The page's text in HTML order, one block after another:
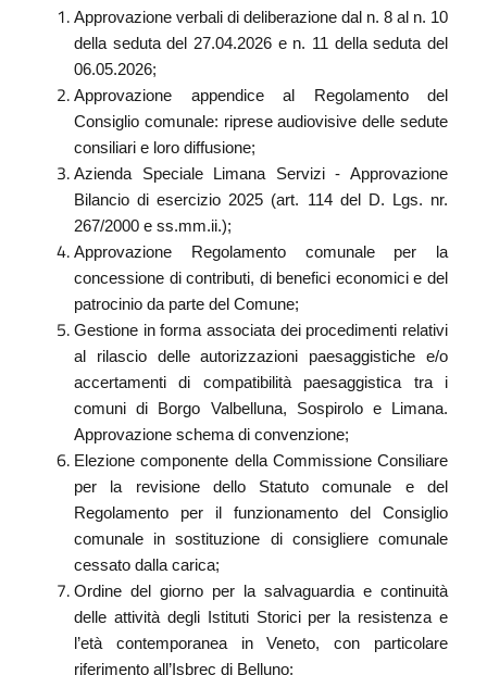
Approvazione verbali di deliberazione dal n. 8 al n. 10
della seduta del 27.04.2026 e n. 11 della seduta del
06.05.2026;
Approvazione appendice al Regolamento del
Consiglio comunale: riprese audiovisive delle sedute
consiliari e loro diffusione;
Azienda Speciale Limana Servizi - Approvazione
Bilancio di esercizio 2025 (art. 114 del D. Lgs. nr.
267/2000 e ss.mm.ii.);
Approvazione Regolamento comunale per la
concessione di contributi, di benefici economici e del
patrocinio da parte del Comune;
Gestione in forma associata dei procedimenti relativi
al rilascio delle autorizzazioni paesaggistiche e/o
accertamenti di compatibilità paesaggistica tra i
comuni di Borgo Valbelluna, Sospirolo e Limana.
Approvazione schema di convenzione;
Elezione componente della Commissione Consiliare
per la revisione dello Statuto comunale e del
Regolamento per il funzionamento del Consiglio
comunale in sostituzione di consigliere comunale
cessato dalla carica;
Ordine del giorno per la salvaguardia e continuità
delle attività degli Istituti Storici per la resistenza e
l’età contemporanea in Veneto, con particolare
riferimento all’Isbrec di Belluno;